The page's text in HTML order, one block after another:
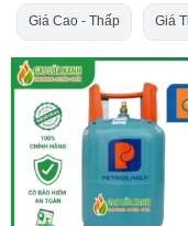
Giá Cao - Thấp Giá